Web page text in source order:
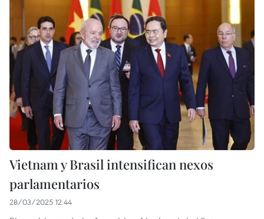
Vietnam y Brasil intensifican nexos
parlamentarios
28/03/2025 12:44